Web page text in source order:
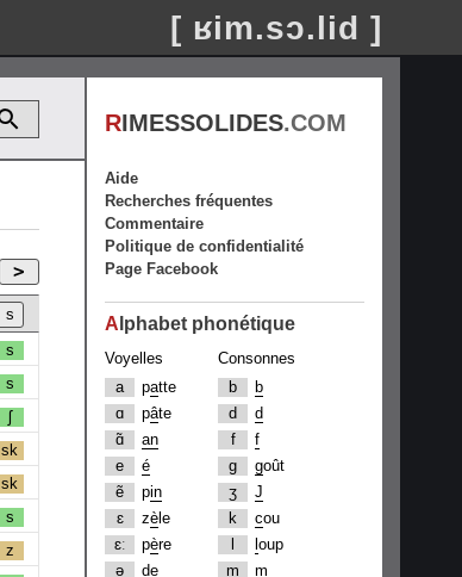
[ ʁim.sɔ.lid ]
s
s
ʃ
sk
sk
s
z
RIMESSOLIDES.COM
Aide
Recherches fréquentes
Commentaire
Politique de confidentialité
Page Facebook
A lphabet phonétique
Voyelles
a
patte
ɑ
pâte
ɑ̃
an
e
é
ẽ
pin
ɛ
zè le
ɛː
père
ə
de
Consonnes
b
b
d
d
f
f
g
goût
ʒ
J
k
cou
oup
m
m